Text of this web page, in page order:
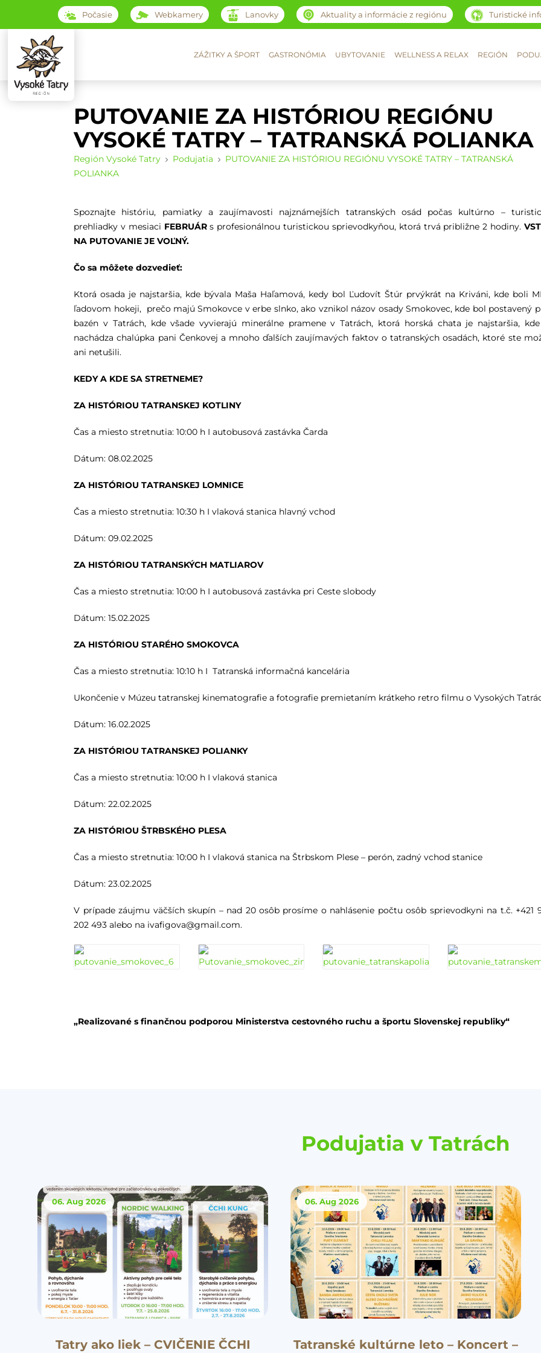
Počasie Webkamery Lanovky Aktuality a informácie z regiónu Turistické
ZÁŽITKY A ŠPORT GASTRONÓMIA UBYTOVANIE WELLNESS A RELAX REGIÓN
PUTOVANIE ZA HISTÓRIOU REGIÓNU
VYSOKÉ TATRY – TATRANSKÁ POLIANKA
Región Vysoké Tatry Podujatia
PUTOVANIE ZA HISTÓRIOU REGIÓNU VYSOKÉ TATRY – TATRANSKÁ
POLIANKA
Spoznajte históriu, pamiatky a zaujímavosti najznámejších tatranských osád počas kultúrno –
prehliadky v mesiaci FEBRUÁRs profesionálnou turistickou sprievodkyňou, ktorá trvá približne 2 hodiny.
NA PUTOVANIE JE VOĽNÝ.
Čo sa môžete dozvedieť:
Ktorá osada je najstaršia, kde bývala Maša Haľamová, kedy bol Ľudovít Štúr prvýkrát na Kriváni, kde boli
ľadovom hokeji, prečo majú Smokovce v erbe slnko, ako vznikol názov osady Smokovec, kde bol postavený
bazén v Tatrách, kde všade vyvierajú minerálne pramene v Tatrách, ktorá horská chata je najstaršia,
nachádza chalúpka pani Čenkovej a mnoho ďalších zaujímavých faktov o tatranských osadách, ktoré ste
ani netušili.
KEDY A KDE SA STRETNEME?
ZA HISTÓRIOU TATRANSKEJ KOTLINY
Čas a miesto stretnutia: 10:00 h I autobusová zastávka Čarda
Dátum: 08.02.2025
ZA HISTÓRIOU TATRANSKEJ LOMNICE
Čas a miesto stretnutia: 10:30 h I vlaková stanica hlavný vchod
Dátum: 09.02.2025
ZA HISTÓRIOU TATRANSKÝCH MATLIAROV
Čas a miesto stretnutia: 10:00 h I autobusová zastávka pri Ceste slobody
Dátum: 15.02.2025
ZA HISTÓRIOU STARÉHO SMOKOVCA
Čas a miesto stretnutia: 10:10 h I Tatranská informačná kancelária
Ukončenie v Múzeu tatranskej kinematografie a fotografie premietaním krátkeho retro filmu o Vysokých
Dátum: 16.02.2025
ZA HISTÓRIOU TATRANSKEJ POLIANKY
Čas a miesto stretnutia: 10:00 h I vlaková stanica
Dátum: 22.02.2025
ZA HISTÓRIOU ŠTRBSKÉHO PLESA
Čas a miesto stretnutia: 10:00 h I vlaková stanica na Štrbskom Plese – perón, zadný vchod stanice
Dátum: 23.02.2025
V prípade záujmu väčších skupín – nad 20 osôb prosíme o nahlásenie počtu osôb sprievodkyni na t.č. +421
202 493 alebo na ivafigova@gmail.com.
„Realizované s finančnou podporou Ministerstva cestovného ruchu a športu Slovenskej republiky“
Podujatia v Tatrách
06. Aug 2026
Tatry ako liek – CVIČENIE ČCHI
06. Aug2026
Tatranské kultúrne leto – Koncert –